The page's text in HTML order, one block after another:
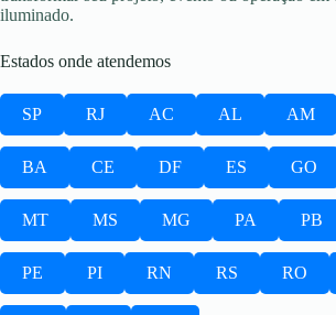
iluminado.
Estados onde atendemos
SP RJ AC AL AM
BA CE DF ES GO
MT MS MG PA PB
PE PI RN RS RO